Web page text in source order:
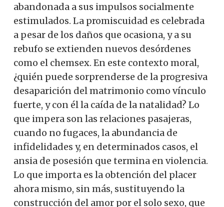
abandonada a sus impulsos socialmente
estimulados. La promiscuidad es celebrada
a pesar de los daños que ocasiona, y a su
rebufo se extienden nuevos desórdenes
como el chemsex. En este contexto moral,
¿quién puede sorprenderse de la progresiva
desaparición del matrimonio como vínculo
fuerte, y con él la caída de la natalidad? Lo
que impera son las relaciones pasajeras,
cuando no fugaces, la abundancia de
infidelidades y, en determinados casos, el
ansia de posesión que termina en violencia.
Lo que importa es la obtención del placer
ahora mismo, sin más, sustituyendo la
construcción del amor por el solo sexo, que